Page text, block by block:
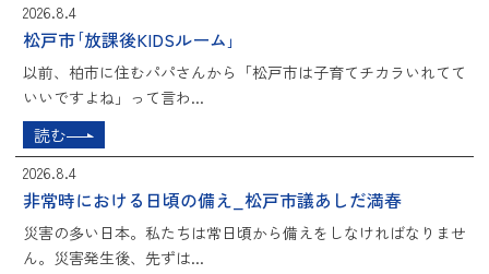
2026.8.4
松戸市｢放課後KIDSルーム｣
以前、柏市に住むパパさんから「松戸市は子育てチカラいれてて
いいですよね」って言わ...
読む
2026.8.4
非常時における日頃の備え_松戸市議あしだ満春
災害の多い日本。私たちは常日頃から備えをしなければなりませ
ん。災害発生後、先ずは...